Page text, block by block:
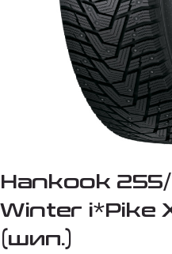
Hankook 255/
Winter i*Pike
(шип.)